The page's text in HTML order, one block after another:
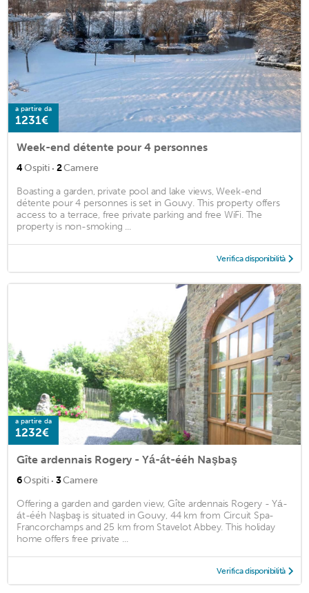
a partire da
1231€
Week-end détente pour 4 personnes
4Ospiti · 2Camere
Boasting a garden, private pool and lake views, Week-end
détente pour 4 personnes is set in Gouvy. This property offers
access to a terrace, free private parking and free WiFi. The
property is non-smoking ...
Verifica disponibilità
a partire da
1232€
Gîte ardennais Rogery - Yá-át-ééh Naşbaş
6Ospiti · 3Camere
Offering a garden and garden view, Gîte ardennais Rogery - Yá-
át-ééh Naşbaş is situated in Gouvy, 44 km from Circuit Spa-
Francorchamps and 25 km from Stavelot Abbey. This holiday
home offers free private ...
Verifica disponibilità